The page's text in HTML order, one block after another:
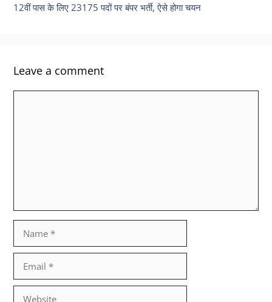
12वीं पास के लिए 23175 पदों पर बंपर भर्ती, ऐसे होगा चयन
Leave a comment